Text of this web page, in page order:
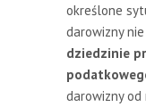
określone
darowizny
dziedzinie
darowizny